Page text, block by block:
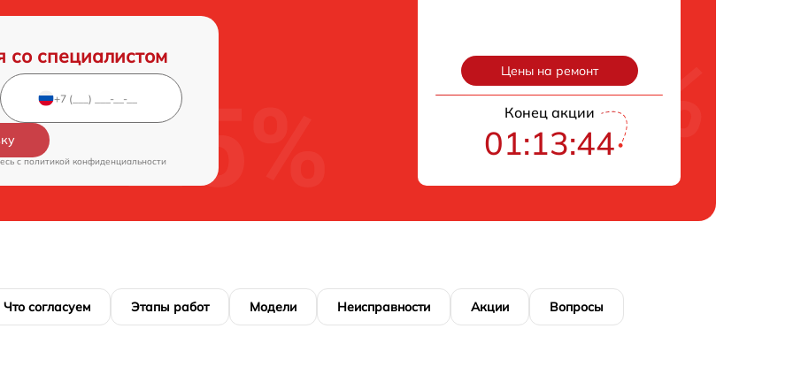
со специалистом
cполитикой конфиденциальности
Цены на ремонт
Конец акции
01:13:42
Что согласуем Этапы работ Модели Неисправности Акции Вопросы